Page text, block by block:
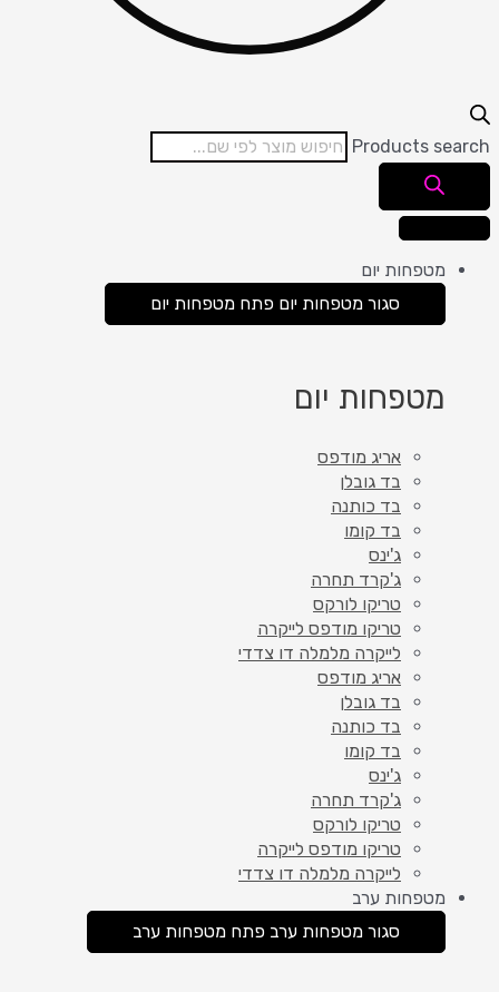
Products search
מטפחות יום
סגור מטפחות יום פתח מטפחות יום
מטפחות יום
אריג מודפס
בד גובלן
בד כותנה
בד קומו
ג'ינס
ג'קרד תחרה
טריקו לורקס
טריקו מודפס לייקרה
לייקרה מלמלה דו צדדי
אריג מודפס
בד גובלן
בד כותנה
בד קומו
ג'ינס
ג'קרד תחרה
טריקו לורקס
טריקו מודפס לייקרה
לייקרה מלמלה דו צדדי
מטפחות ערב
סגור מטפחות ערב פתח מטפחות ערב